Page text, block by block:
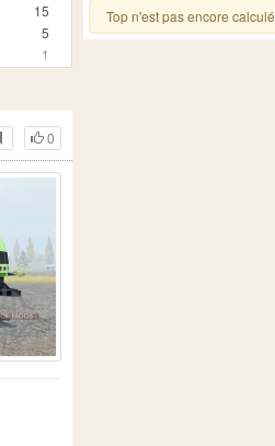
15
5
1
0
Top n'est pas encore calculé